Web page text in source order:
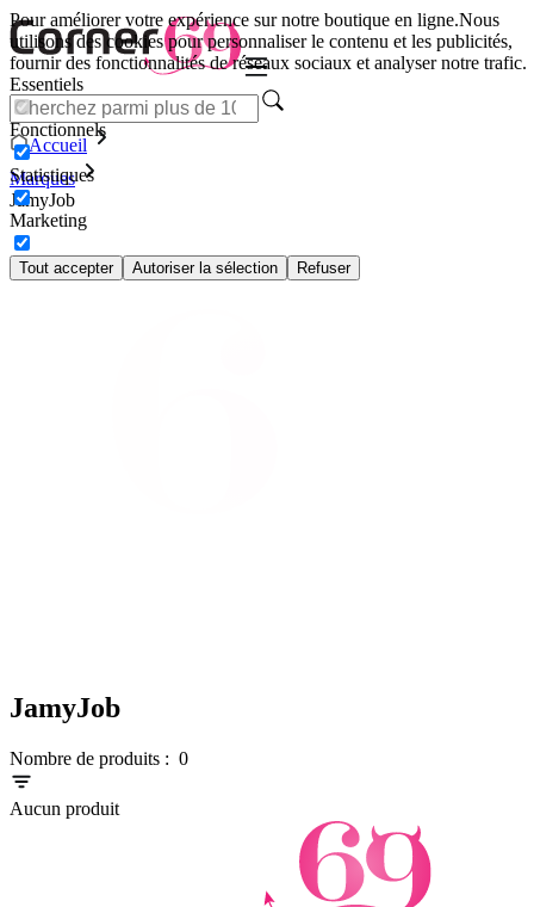
Pour améliorer votre expérience sur notre boutique en ligne.Nous
utilisons des cookies pour personnaliser le contenu et les publicités,
fournir des fonctionnalités de réseaux sociaux et analyser notre trafic.
Essentiels
Fonctionnels
Statistiques
Marketing
Tout accepter Autoriser la sélection Refuser
Accueil
Marques
JamyJob
JamyJob
Nombre de produits : 0
Aucun produit